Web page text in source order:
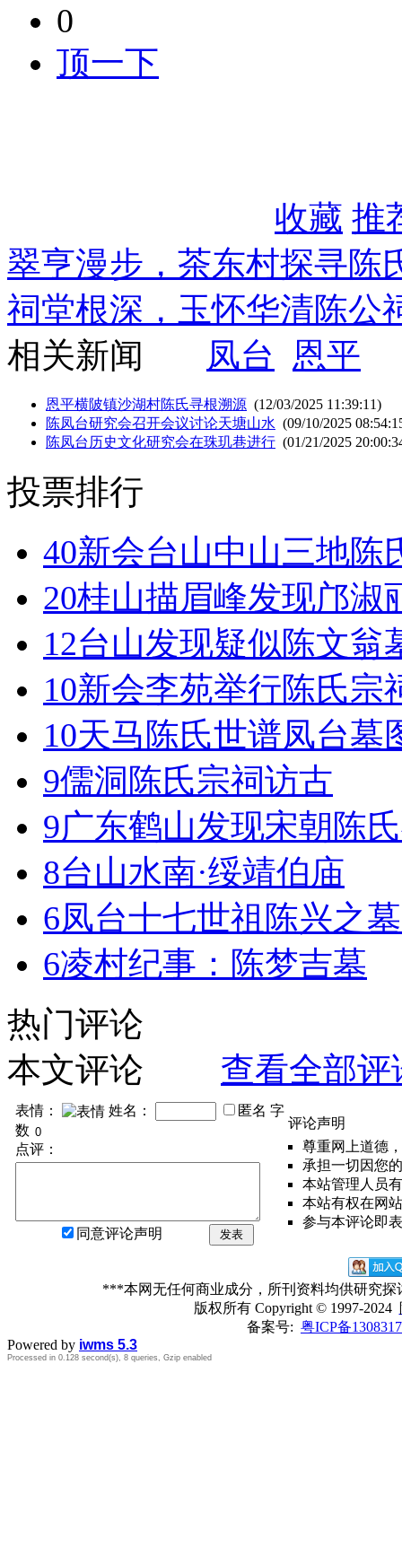
0
顶一下
收藏 推
翠亨漫步，茶东村探寻陈
祠堂根深，玉怀华清陈公
相关新闻
凤台 恩平
恩平横陂镇沙湖村陈氏寻根溯源 (12/03/2025 11:39:11)
陈凤台研究会召开会议讨论天塘山水 (09/10/2025
陈凤台历史文化研究会在珠玑巷进行 (01/21/2025
投票排行
40新会台山中山三地陈
20桂山描眉峰发现邝淑
12台山发现疑似陈文翁
10新会李苑举行陈氏宗
10天马陈氏世谱凤台墓
9儒洞陈氏宗祠访古
9广东鹤山发现宋朝陈
8台山水南·绥靖伯庙
6凤台十七世祖陈兴之
6凌村纪事：陈梦吉墓
热门评论
本文评论
查看全部评
表情： 姓名： 匿名 字
数
点评：
同意评论声明 发表
评论声明
尊重网上道德
承担一切因您
本站管理人员
本站有权在网
参与本评论即
***本网无任何商业成分，所刊资料均供研究
版权所有 Copyright © 1997-2024
备案号: 粤ICP备
Powered by iwms 5.3
Processed in 0.128 second(s), 8 queries, Gzip enabled